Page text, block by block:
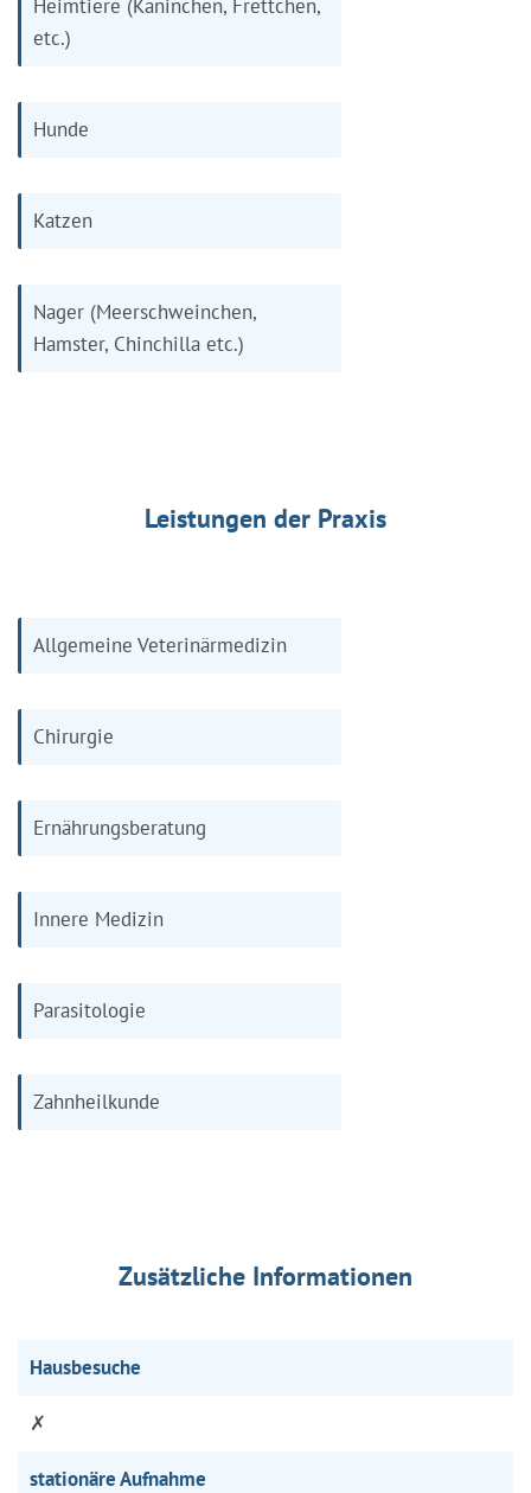
Heimtiere (Kaninchen, Frettchen,
etc.)
Hunde
Katzen
Nager (Meerschweinchen,
Hamster, Chinchilla etc.)
Leistungen der Praxis
Allgemeine Veterinärmedizin
Chirurgie
Ernährungsberatung
Innere Medizin
Parasitologie
Zahnheilkunde
Zusätzliche Informationen
Hausbesuche
✗
stationäre Aufnahme